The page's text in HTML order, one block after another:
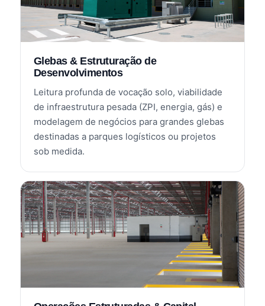
Glebas & Estruturação de
Desenvolvimentos
Leitura profunda de vocação solo, viabilidade
de infraestrutura pesada (ZPI, energia, gás) e
modelagem de negócios para grandes glebas
destinadas a parques logísticos ou projetos
sob medida.